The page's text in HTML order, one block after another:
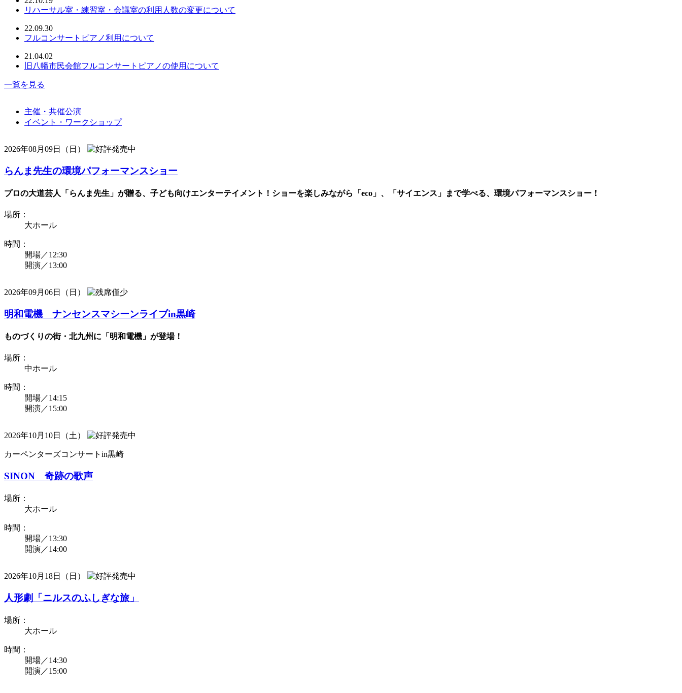
リハーサル室・練習室・会議室の利用人数の変更について
22.09.30
フルコンサートピアノ利用について
21.04.02
旧八幡市民会館フルコンサートピアノの使用について
一覧を見る
主催・共催公演
イベント・ワークショップ
2026年08月09日（日）
らんま先生の環境パフォーマンスショー
プロの大道芸人「らんま先生」が贈る、子ども向けエンターテイメント！ショーを楽しみながら「eco」、「サイエンス」まで学べる、環境パフォーマンスショー！
場所：
大ホール
時間：
開場／12:30
開演／13:00
2026年09月06日（日）
明和電機 ナンセンスマシーンライブin黒崎
ものづくりの街・北九州に「明和電機」が登場！
場所：
中ホール
時間：
開場／14:15
開演／15:00
2026年10月10日（土）
カーペンターズコンサートin黒崎
SINON 奇跡の歌声
場所：
大ホール
時間：
開場／13:30
開演／14:00
2026年10月18日（日）
人形劇「ニルスのふしぎな旅」
場所：
大ホール
時間：
開場／14:30
開演／15:00